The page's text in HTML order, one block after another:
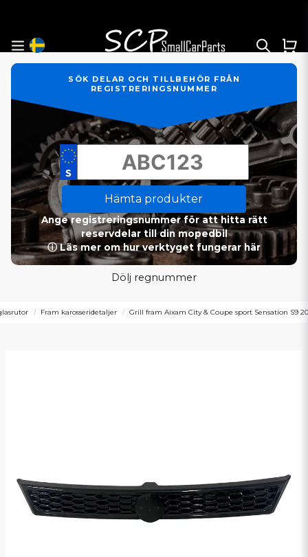
SÖK DELAR OCH TILLBEHÖR FRÅN
REGISTRERINGSNUMMER
Hämta produkter
Ange registreringsnummer för att hitta rätt
reservdelar till din mopedbil
ⓘ Läs mer om hur verktyget fungerar här
Dölj regnummer
Fram karosseridetaljer Grill fram Aixam City & Coupe sport Sensation S9